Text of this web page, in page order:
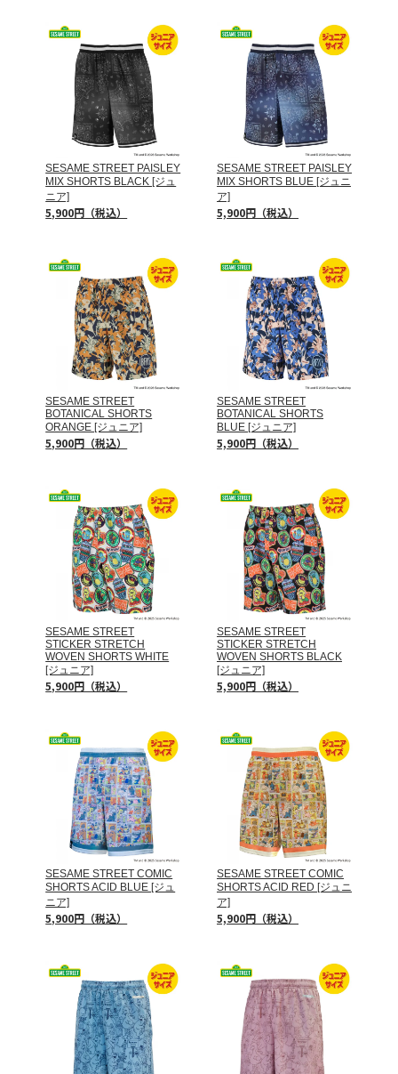
SESAME STREET PAISLEY
MIX SHORTS BLACK [ジュ
ニア]
5,900円（税込）
SESAME STREET PAISLEY
MIX SHORTS BLUE [ジュニ
ア]
5,900円（税込）
SESAME STREET
BOTANICAL SHORTS
ORANGE [ジュニア]
5,900円（税込）
SESAME STREET
BOTANICAL SHORTS
BLUE [ジュニア]
5,900円（税込）
SESAME STREET
STICKER STRETCH
WOVEN SHORTS WHITE
[ジュニア]
5,900円（税込）
SESAME STREET
STICKER STRETCH
WOVEN SHORTS BLACK
[ジュニア]
5,900円（税込）
SESAME STREET COMIC
SHORTS ACID BLUE [ジュ
ニア]
5,900円（税込）
SESAME STREET COMIC
SHORTS ACID RED [ジュニ
ア]
5,900円（税込）